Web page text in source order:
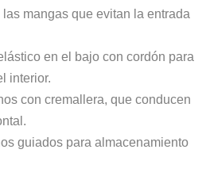
mangas que evitan la entrada
en el bajo con cordón para
interior.
con cremallera, que conducen
guiados para almacenamiento